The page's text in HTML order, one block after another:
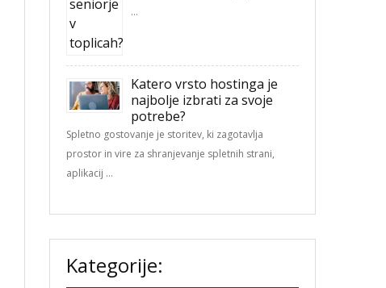
…
Katero vrsto hostinga je
najbolje izbrati za svoje
potrebe?
Spletno gostovanje je storitev, ki zagotavlja
prostor in vire za shranjevanje spletnih strani,
aplikacij …
Kategorije: